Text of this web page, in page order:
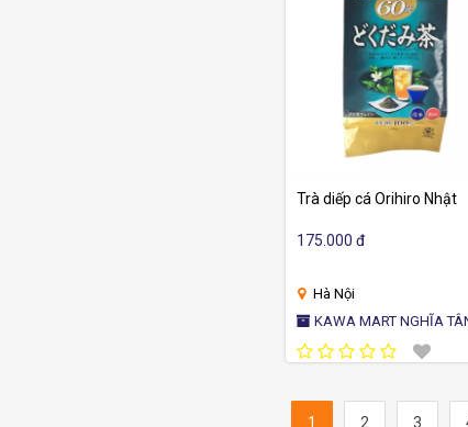
Trà diếp cá Orihiro Nhật
175.000 đ
Hà Nội
CỬA HÀNG TIỆN ÍCH NHẬT
BẢN
1 2 3